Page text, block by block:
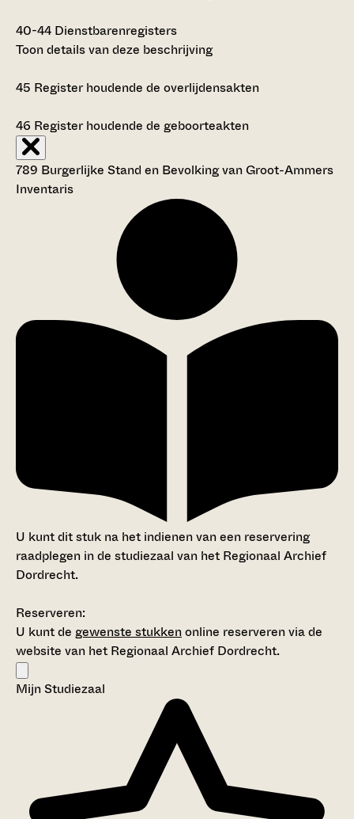
40-44 Dienstbarenregisters
Toon details van deze beschrijving
45 Register houdende de overlijdensakten
46 Register houdende de geboorteakten
789 Burgerlijke Stand en Bevolking van Groot-Ammers
Inventaris
U kunt dit stuk na het indienen van een reservering
raadplegen in de studiezaal van het Regionaal Archief
Dordrecht.
Reserveren:
U kunt de gewenste stukkenonline reserveren via de
website van het Regionaal Archief Dordrecht.
Mijn Studiezaal